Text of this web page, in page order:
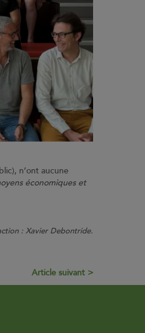
n’ont aucune
économiques et
: Xavier Debontride.
Article suivant